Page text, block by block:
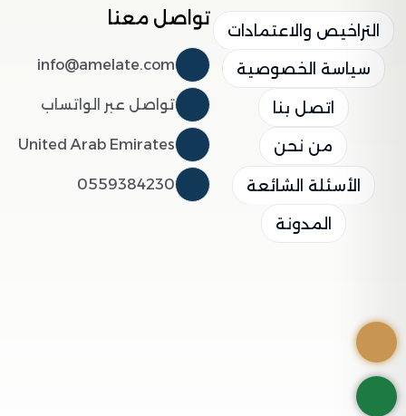
التراخيص والاعتمادات
سياسة الخصوصية
اتصل بنا
من نحن
الأسئلة الشائعة
المدونة
تواصل معنا
info@amelate.com
تواصل عبر الواتساب
United Arab Emirates
0559384230